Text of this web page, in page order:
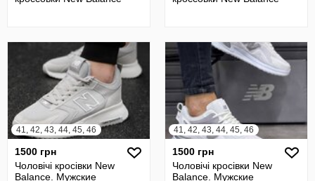
41, 42, 43, 44, 45, 46
1500 грн
Чоловічі кросівки New
Balance. Мужские
41, 42, 43, 44, 45, 46
1500 грн
Чоловічі кросівки New
Balance. Мужские